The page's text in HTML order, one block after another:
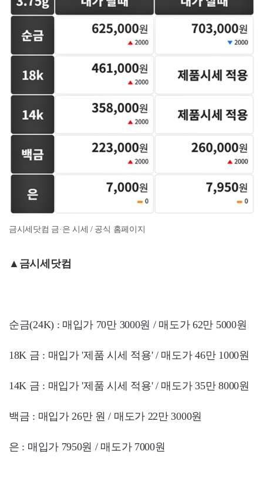
금시세닷컴 금·은 시세 / 공식 홈페이지
▲금시세닷컴
순금(24K) : 매입가 70만 3000원 / 매도가 62만 5000원
18K 금 : 매입가 '제품 시세 적용' / 매도가 46만 1000원
14K 금 : 매입가 '제품 시세 적용' / 매도가 35만 8000원
백금 : 매입가 26만 원 / 매도가 22만 3000원
은 : 매입가 7950원 / 매도가 7000원